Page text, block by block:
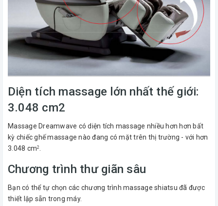
Diện tích massage lớn nhất thế giới:
3.048 cm2
Massage Dreamwave có diện tích massage nhiều hơn hơn bất
kỳ chiếc ghế massage nào đang có mặt trên thị trường - với hơn
3.048 cm2
Chương trình thư giãn sâu
Bạn có thể tự chọn các chương trình massage shiatsu đã được
thiết lập sẵn trong máy.